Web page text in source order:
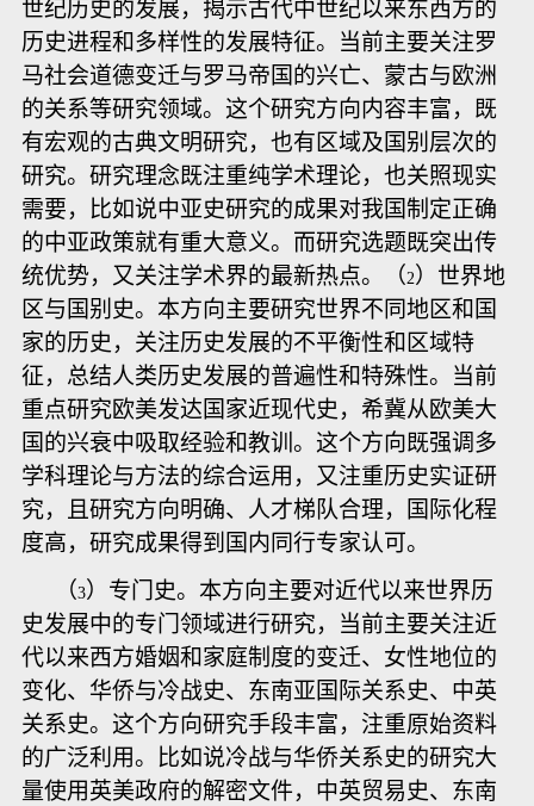
世纪历史的发展，揭示古代中世纪以来东西方的
历史进程和多样性的发展特征。当前主要关注罗
马社会道德变迁与罗马帝国的兴亡、蒙古与欧洲
的关系等研究领域。这个研究方向内容丰富，既
有宏观的古典文明研究，也有区域及国别层次的
研究。研究理念既注重纯学术理论，也关照现实
需要，比如说中亚史研究的成果对我国制定正确
的中亚政策就有重大意义。而研究选题既突出传
统优势，又关注学术界的最新热点。（2）世界地
区与国别史。本方向主要研究世界不同地区和国
家的历史，关注历史发展的不平衡性和区域特
征，总结人类历史发展的普遍性和特殊性。当前
重点研究欧美发达国家近现代史，希冀从欧美大
国的兴衰中吸取经验和教训。这个方向既强调多
学科理论与方法的综合运用，又注重历史实证研
究，且研究方向明确、人才梯队合理，国际化程
度高，研究成果得到国内同行专家认可。
（3）专门史。本方向主要对近代以来世界历
史发展中的专门领域进行研究，当前主要关注近
代以来西方婚姻和家庭制度的变迁、女性地位的
变化、华侨与冷战史、东南亚国际关系史、中英
关系史。这个方向研究手段丰富，注重原始资料
的广泛利用。比如说冷战与华侨关系史的研究大
量使用英美政府的解密文件，中英贸易史、东南